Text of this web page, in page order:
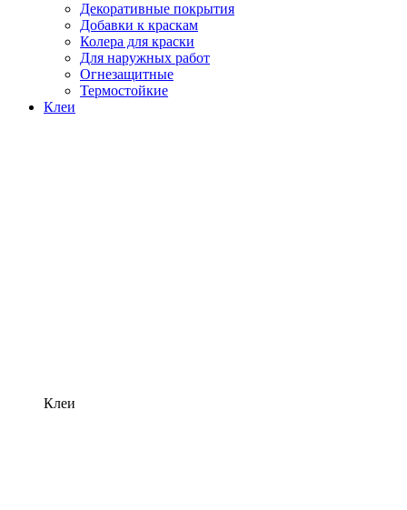
Декоративные покрытия
Добавки к краскам
Колера для краски
Для наружных работ
Огнезащитные
Термостойкие
Клеи
Клеи